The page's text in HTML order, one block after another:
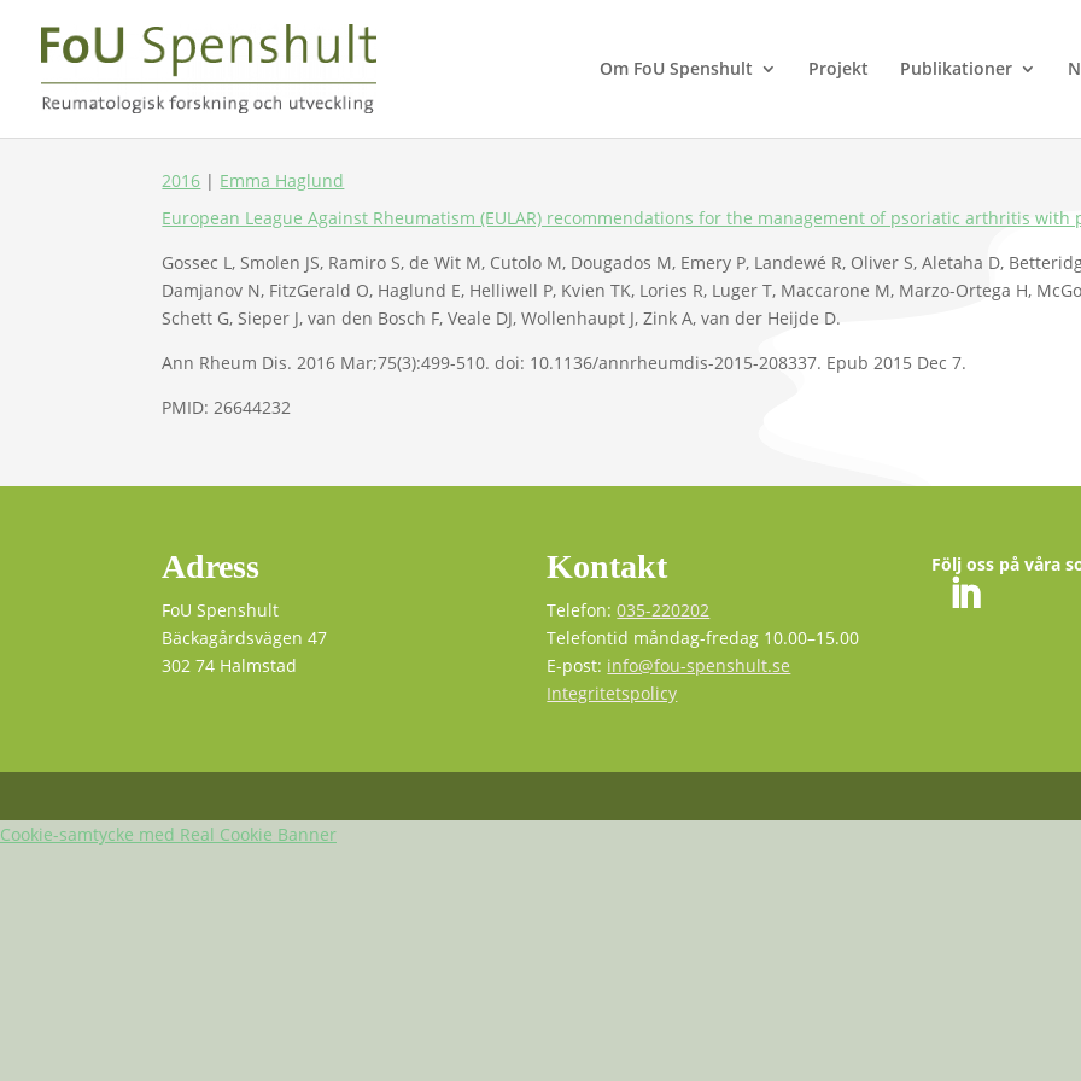
Om FoU Spenshult Projekt Publikationer
2016 | Emma Haglund
European League Against Rheumatism (EULAR) recommendations for the management of psoriatic arthritis
Gossec L, Smolen JS, Ramiro S, de Wit M, Cutolo M, Dougados M, Emery P, Landewé R, Oliver S, Aletaha D,
Damjanov N, FitzGerald O, Haglund E, Helliwell P, Kvien TK, Lories R, Luger T, Maccarone M, Marzo-Ortega H,
Schett G, Sieper J, van den Bosch F, Veale DJ, Wollenhaupt J, Zink A, van der Heijde D.
Ann Rheum Dis. 2016 Mar;75(3):499-510. doi: 10.1136/annrheumdis-2015-208337. Epub 2015 Dec 7.
PMID: 26644232
Adress
FoU Spenshult
Bäckagårdsvägen 47
302 74 Halmstad
Kontakt
Telefon:035-220202
Telefontid måndag-fredag 10.00–15.00
E-post: info@fou-spenshult.se
Integritetspolicy
Följ oss på våra
Cookie-samtycke med Real Cookie Banner